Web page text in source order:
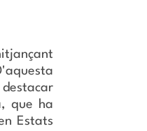
que ha
Estats